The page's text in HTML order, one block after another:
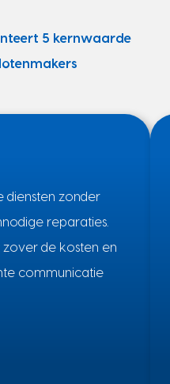
5 kernwaarde
diensten zonder
reparaties.
zover de kosten en
communicatie